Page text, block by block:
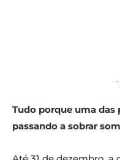
-
Tudo porque uma
passando a sobrar